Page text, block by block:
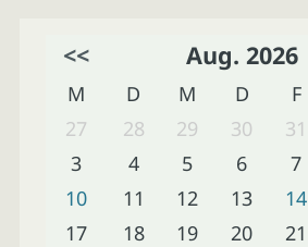
<< Aug. 2026
M D M D F
27
28 29 30 31
3
4 5 6 7
10
11 12 13 14
17
18 19 20 21